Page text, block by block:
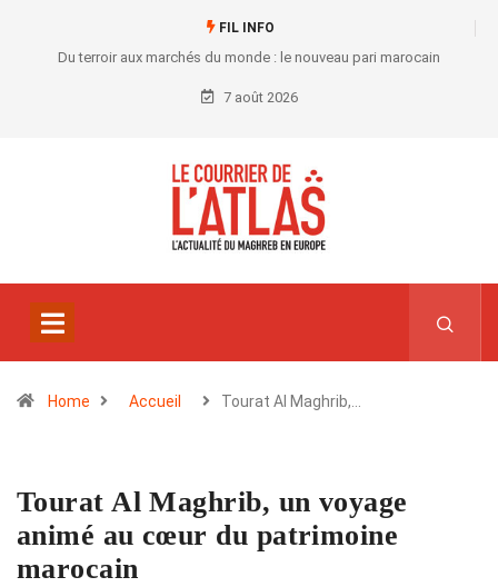
FIL INFO
Du terroir aux marchés du monde : le nouveau pari marocain
7 août 2026
Home Accueil Tourat Al Maghrib,…
Tourat Al Maghrib, un voyage
animé au cœur du patrimoine
marocain